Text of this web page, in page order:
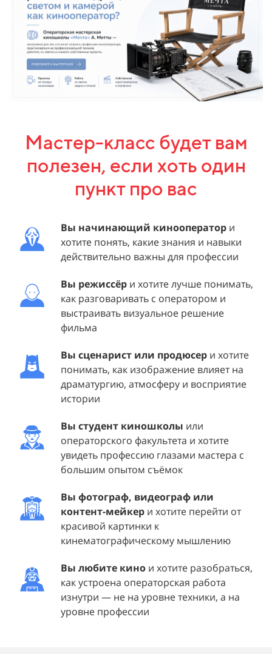
Мастер-класс будет вам
полезен, если хоть один
пункт про вас
Вы начинающий кинооператор и
хотите понять, какие знания и навыки
действительно важны для профессии
Вы режиссёр и хотите лучше понимать,
как разговаривать с оператором и
выстраивать визуальное решение
фильма
Вы сценарист или продюсер и хотите
понимать, как изображение влияет на
драматургию, атмосферу и восприятие
истории
Вы студент киношколы или
операторского факультета и хотите
увидеть профессию глазами мастера с
большим опытом съёмок
Вы фотограф, видеограф или
контент-мейкер и хотите перейти от
красивой картинки к
кинематографическому мышлению
Вы любите кино и хотите разобраться,
как устроена операторская работа
изнутри — не на уровне техники, а на
уровне профессии